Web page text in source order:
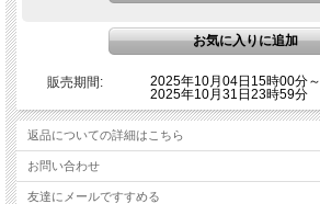
販売期間:
2025年10月04日15時00分～
2025年10月31日23時59分
返品についての詳細はこちら
お問い合わせ
友達にメールですすめる